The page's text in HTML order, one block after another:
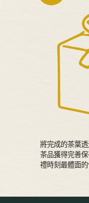
將完成的茶葉
茶品獲得完善
禮時刻最體面的